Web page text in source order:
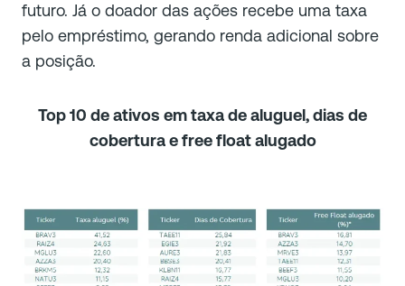
futuro. Já o doador das ações recebe uma taxa
pelo empréstimo, gerando renda adicional sobre
a posição.
Top 10 de ativos em taxa de aluguel, dias de
cobertura e free float alugado